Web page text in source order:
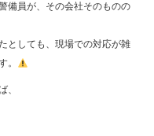
備員が、その会社そのものの
としても、現場での対応が雑
。
、